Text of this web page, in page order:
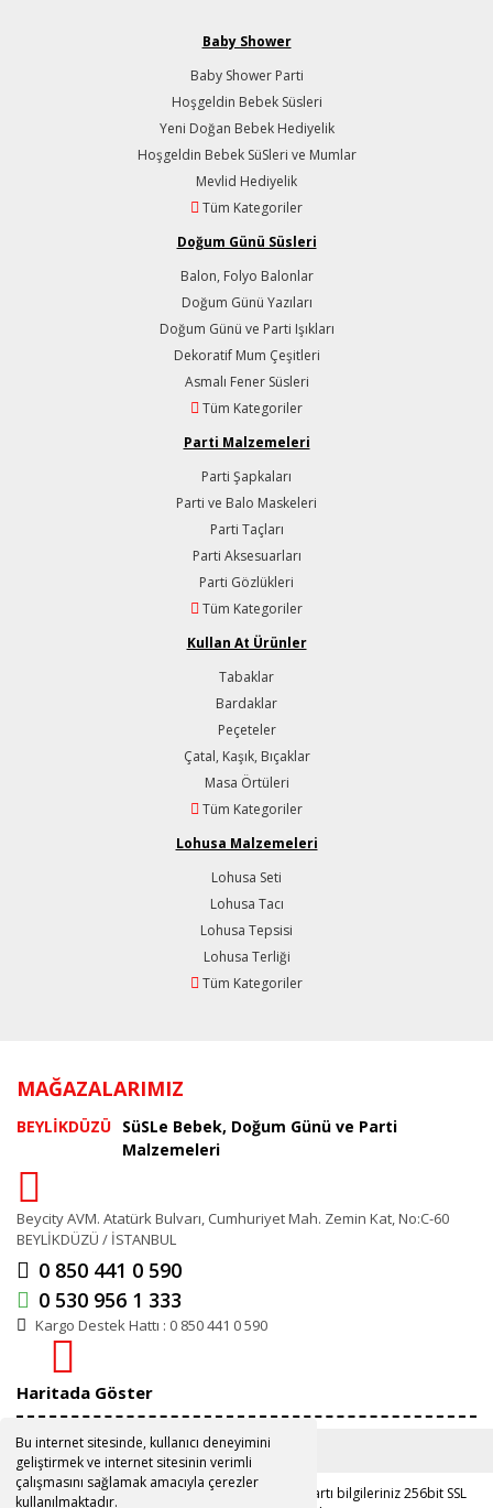
Bu internet sitesinde, kullanıcı deneyimini
geliştirmek ve internet sitesinin verimli
çalışmasını sağlamak amacıyla çerezler
kullanılmaktadır.
Baby Shower
Baby Shower Parti
Hoşgeldin Bebek Süsleri
Yeni Doğan Bebek Hediyelik
Hoşgeldin Bebek SüSleri ve Mumlar
Mevlid Hediyelik
Tüm Kategoriler
Doğum Günü Süsleri
Balon, Folyo Balonlar
Doğum Günü Yazıları
Doğum Günü ve Parti Işıkları
Dekoratif Mum Çeşitleri
Asmalı Fener Süsleri
Tüm Kategoriler
Parti Malzemeleri
Parti Şapkaları
Parti ve Balo Maskeleri
Parti Taçları
Parti Aksesuarları
Parti Gözlükleri
Tüm Kategoriler
Kullan At Ürünler
Tabaklar
Bardaklar
Peçeteler
Çatal, Kaşık, Bıçaklar
Masa Örtüleri
Tüm Kategoriler
Lohusa Malzemeleri
Lohusa Seti
Lohusa Tacı
Lohusa Tepsisi
Lohusa Terliği
Tüm Kategoriler
MAĞAZALARIMIZ
BEYLİKDÜZÜ SüSLe Bebek, Doğum Günü ve Parti
Malzemeleri
Beycity AVM. Atatürk Bulvarı, Cumhuriyet Mah. Zemin Kat, No:C-60
BEYLİKDÜZÜ / İSTANBUL
0 850 441 0 590
0 530 956 1 333
Kargo Destek Hattı : 0 850 441 0 590
Haritada Göster
Copyright 2019 ©www.susle.com.tr
Kredi kartı bilgileriniz 256bit SSL